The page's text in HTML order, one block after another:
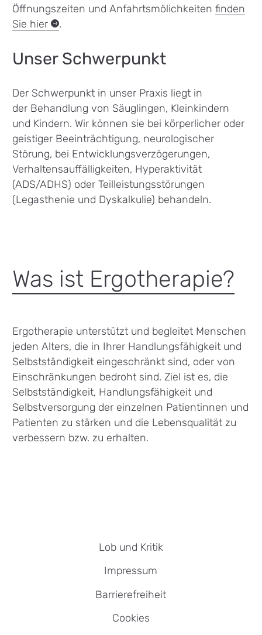
Öffnungszeiten und Anfahrtsmölichkeitenfinden
Sie hier .
Unser Schwerpunkt
Der Schwerpunkt in unser Praxis liegt in
der Behandlung von Säuglingen, Kleinkindern
und Kindern. Wir können sie bei körperlicher oder
geistiger Beeinträchtigung, neurologischer
Störung, bei Entwicklungsverzögerungen,
Verhaltensauffälligkeiten, Hyperaktivität
(ADS/ADHS) oder Teilleistungsstörungen
(Legasthenie und Dyskalkulie) behandeln.
Was ist Ergotherapie?
Ergotherapie unterstützt und begleitet Menschen
jeden Alters, die in Ihrer Handlungsfähigkeit und
Selbstständigkeit eingeschränkt sind, oder von
Einschränkungen bedroht sind. Ziel ist es, die
Selbstständigkeit, Handlungsfähigkeit und
Selbstversorgung der einzelnen Patientinnen und
Patienten zu stärken und die Lebensqualität zu
verbessern bzw. zu erhalten.
Lob und Kritik
Impressum
Barrierefreiheit
Cookies